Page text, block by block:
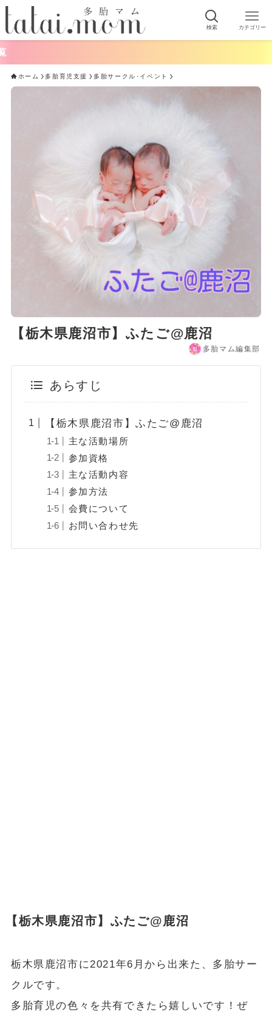
検索 カテゴリー
ホーム 多胎育児支援 多胎サークル･イベント
【栃木県鹿沼市】ふたご@鹿沼
多胎マム編集部
あらすじ
【栃木県鹿沼市】ふたご@鹿沼
主な活動場所
参加資格
主な活動内容
参加方法
会費について
お問い合わせ先
【栃木県鹿沼市】ふたご@鹿沼
栃木県鹿沼市に2021年6月から出来た、多胎サー
クルです。
多胎育児の色々を共有できたら嬉しいです！ぜ